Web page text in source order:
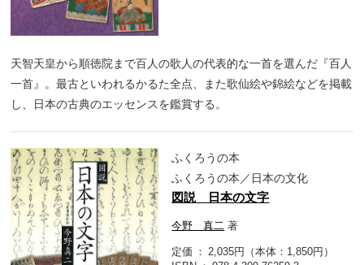
天智天皇から順徳院まで百人の歌人の代表的な一首を選んだ『百人
一首』。最古といわれるかるた全点、また歌仙絵や錦絵などを掲載
し、日本の古典のエッセンスを鑑賞する。
ふくろうの本
ふくろうの本／日本の文化
図説 日本の文字
今野 真二 著
定価
2,035円（本体：1,850円）